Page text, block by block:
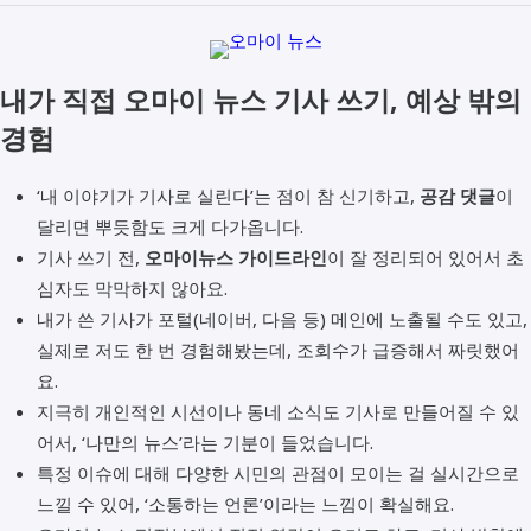
내가 직접 오마이 뉴스 기사 쓰기, 예상 밖의
경험
‘내 이야기가 기사로 실린다’는 점이 참 신기하고, 공감 댓글이
달리면 뿌듯함도 크게 다가옵니다.
기사 쓰기 전, 오마이뉴스 가이드라인이 잘 정리되어 있어서 초
심자도 막막하지 않아요.
내가 쓴 기사가 포털(네이버, 다음 등) 메인에 노출될 수도 있고,
실제로 저도 한 번 경험해봤는데, 조회수가 급증해서 짜릿했어
요.
지극히 개인적인 시선이나 동네 소식도 기사로 만들어질 수 있
어서, ‘나만의 뉴스’라는 기분이 들었습니다.
특정 이슈에 대해 다양한 시민의 관점이 모이는 걸 실시간으로
느낄 수 있어, ‘소통하는 언론’이라는 느낌이 확실해요.